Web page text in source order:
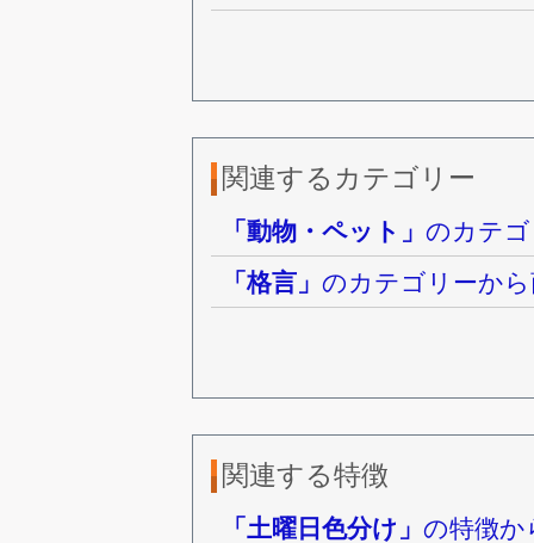
関連するカテゴリー
「動物・ペット」のカテ
「格言」のカテゴリーか
関連する特徴
「土曜日色分け」の特徴か